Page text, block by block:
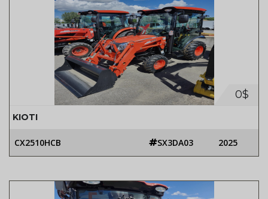
0$
KIOTI
CX2510HCB SX3DA03 2025